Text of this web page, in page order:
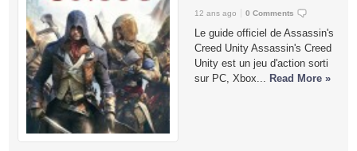
12 ans ago 0 Comments
Le guide officiel de Assassin's
Creed Unity Assassin's Creed
Unity est un jeu d'action sorti
sur PC, Xbox... Read More »